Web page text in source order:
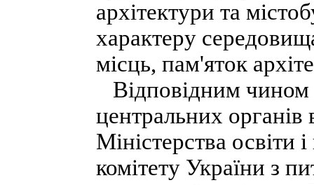
архітектури та
характеру
місць, пам'яток
Відповідним чином
центральних
Міністерства освіти
комітету України з